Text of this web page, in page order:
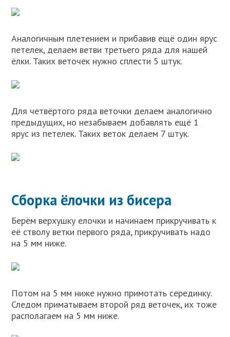
Аналогичным плетением и прибавив ещё один ярус
петелек, делаем ветви третьего ряда для нашей
ёлки. Таких веточек нужно сплести 5 штук.
Для четвёртого ряда веточки делаем аналогично
предыдущих, но незабываем добавлять ещё 1
ярус из петелек. Таких веток делаем 7 штук.
Сборка ёлочки из бисера
Берём верхушку елочки и начинаем прикручивать к
её стволу ветки первого ряда, прикручивать надо
на 5 мм ниже.
Потом на 5 мм ниже нужно примотать серединку.
Следом приматываем второй ряд веточек, их тоже
располагаем на 5 мм ниже.